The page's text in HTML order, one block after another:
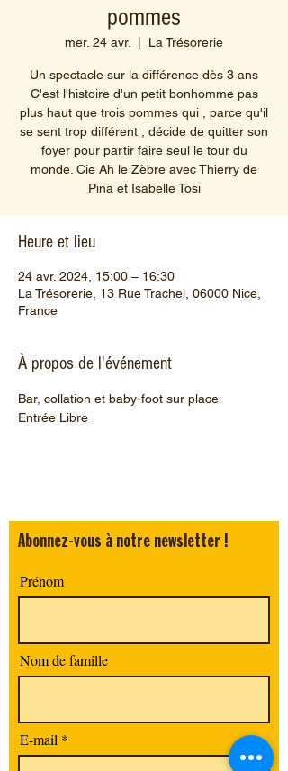
pommes
mer. 24 avr. La Trésorerie
Un spectacle sur la différence dès 3 ans
C'est l'histoire d'un petit bonhomme pas
plus haut que trois pommes qui , parce qu'il
se sent trop différent , décide de quitter son
foyer pour partir faire seul le tour du
monde. Cie Ah le Zèbre avec Thierry de
Pina et Isabelle Tosi
Heure et lieu
24 avr. 2024, 15:00 – 16:30
La Trésorerie, 13 Rue Trachel, 06000 Nice,
France
À propos de l'événement
Bar, collation et baby-foot sur place
Entrée Libre
Abonnez-vous à notre newsletter !
Prénom
Nom de famille
E-mail